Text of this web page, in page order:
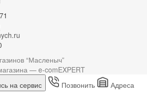
“Масленыч”
— e-comEXPERT
на сервис Позвонить Адреса